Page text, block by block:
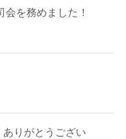
会を務めました！
りがとうござい